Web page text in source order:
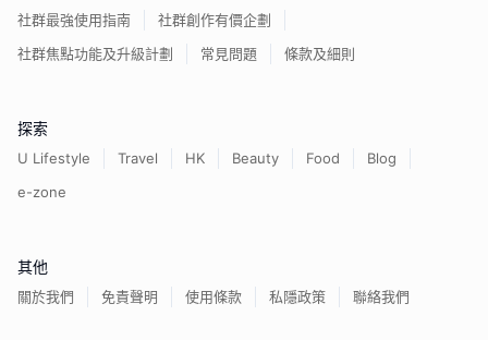
社群最強使用指南
社群創作有價企劃
社群焦點功能及升級計劃
常見問題 條款及細則
探索
U Lifestyle Travel HK Beauty Food
Blog
e-zone
其他
關於我們 免責聲明 使用條款 私隱政策 聯絡我們